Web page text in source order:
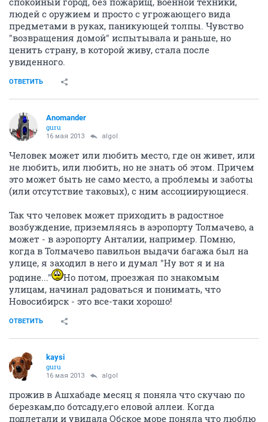
людей с оружием и просто с угрожающего вида
предметами в руках, паникующей толпы. Чувство
"возвращения домой" испытывала и раньше, но
ценить страну, в которой живу, стала после
увиденного.
ОТВЕТИТЬ
Anomander
guru
16 мая 2013 algol
Человек может или любить место, где он живет, или
не любить, или любить, но не знать об этом. Причем
это может быть не само место, а проблемы и заботы
(или отсутствие таковых), с ним ассоциирующиеся.
Так что человек может приходить в радостное
возбуждение, приземляясь в аэропорту Толмачево, а
может - в аэропорту Анталии, например. Помню,
когда в Толмачево павильон выдачи багажа был на
улице, я заходил в него и думал "Ну вот я и на
родине..."
Но потом, проезжая по знакомым
улицам, начинал радоваться и понимать, что
Новосибирск - это все-таки хорошо!
ОТВЕТИТЬ
kaysi
guru
16 мая 2013 algol
прожив в Ашхабаде месяц я поняла что скучаю по
березкам,по ботсаду,его еловой аллеи. Когда
подлетали и увидала Обское море поняла что люблю